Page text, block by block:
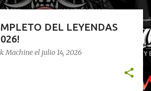
DEL LEYENDAS
Machineel julio 14, 2026